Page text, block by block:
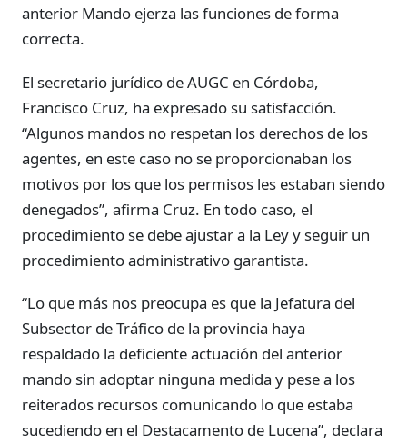
anterior Mando ejerza las funciones de forma
correcta.
El secretario jurídico de AUGC en Córdoba,
Francisco Cruz, ha expresado su satisfacción.
“Algunos mandos no respetan los derechos de los
agentes, en este caso no se proporcionaban los
motivos por los que los permisos les estaban siendo
denegados”, afirma Cruz. En todo caso, el
procedimiento se debe ajustar a la Ley y seguir un
procedimiento administrativo garantista.
“Lo que más nos preocupa es que la Jefatura del
Subsector de Tráfico de la provincia haya
respaldado la deficiente actuación del anterior
mando sin adoptar ninguna medida y pese a los
reiterados recursos comunicando lo que estaba
sucediendo en el Destacamento de Lucena”, declara